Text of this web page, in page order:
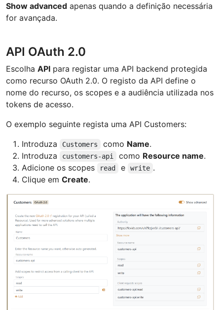
Show advanced apenas quando a definição necessária
for avançada.
API OAuth 2.0
Escolha API para registar uma API backend protegida
como recurso OAuth 2.0. O registo da API define o
nome do recurso, os scopes e a audiência utilizada nos
tokens de acesso.
O exemplo seguinte regista uma API Customers:
Introduza
Customers como Name.
Introduza
customers-api como Resource name.
Adicione os scopes
read e write .
Clique em Create.